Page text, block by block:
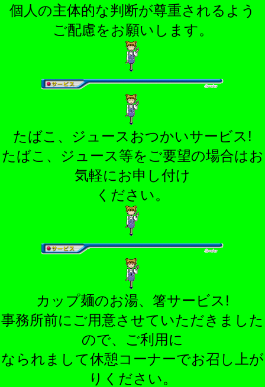
個人の主体的な判断が尊重されるよう
ご配慮をお願いします。
たばこ、ジュースおつかいサービス!
たばこ、ジュース等をご要望の場合はお
気軽にお申し付け
ください。
カップ麺のお湯、箸サービス!
事務所前にご用意させていただきました
ので、ご利用に
なられまして休憩コーナーでお召し上が
りください。